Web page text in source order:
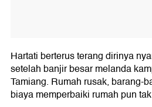
Hartati berterus terang dirinya
setelah banjir besar melanda
Tamiang. Rumah rusak, barang-
biaya memperbaiki rumah pun